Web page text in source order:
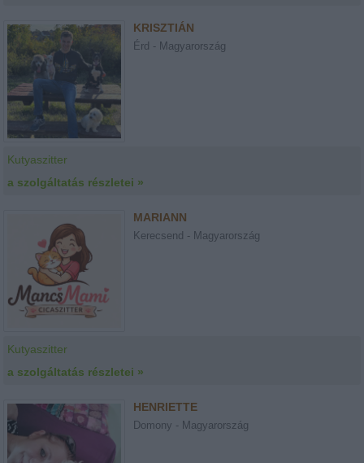
KRISZTIÁN
Érd - Magyarország
Kutyaszitter
a szolgáltatás részletei »
MARIANN
Kerecsend - Magyarország
Kutyaszitter
a szolgáltatás részletei »
HENRIETTE
Domony - Magyarország